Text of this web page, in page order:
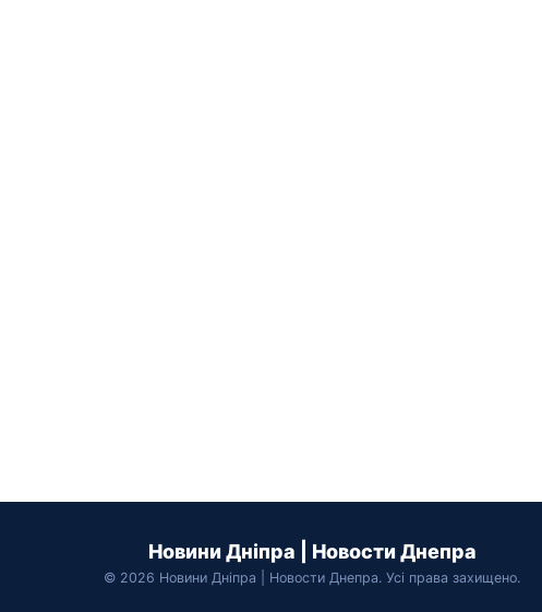
Новини Дніпра | Новости Днепра
© 2026 Новини Дніпра | Новости Днепра. Усі права захищено.